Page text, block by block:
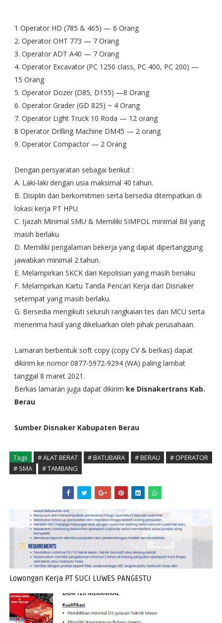
1 Operator HD (785 & 465) — 6 Orang
2. Operator OHT 773 — 7 Orang
3. Operator ADT A40 — 7 Orang
4. Operator Excavator (PC 1250 class, PC 400, PC 200) —
15 Orang
5. Operator Dozer (D85, D155) —8 Orang
6. Operator Grader (GD 825) ~ 4 Orang
7. Operator Light Truck 10 Roda — 12 orang
8 Operator Drilling Machine DM45 — 2 orang
9. Operator Compactor — 2 Orang
Dengan persyaratan sebagai berikut :
A. Laki-laki dengan usia maksimal 40 tahun.
B. Disiplin dan berkomitmen serta bersedia ditempatkan di
lokasi kerja PT HPU
C. Ijazah Minimal SMU & Memiliki SIMPOL minimal Bil yang
masih berlaku
D. Memiliki pengalaman bekerja yang dapat dipertanggung
jawabkan minimal 2 tahun.
E. Melampirkan SKCK dari Kepolisian yang masih beriaku
F. Melampirkan Kartu Tanda Pencari Kerja dari Disnaker
setempat yang masih berlaku.
G. Bersedia mengikuti seluruh rangkaian tes dan MCU serta
menerima hasil yang dikeluarkan oleh pihak perusahaan.
Lamaran berbentuk soft copy (copy CV & berkas} dapat
dikirim ke nomor 0877-5972-9294 (WA) paling lambat
tanggal 8 maret 2021.
Berkas lamaran juga dapat dikirim ke Disnakertrans Kab.
Berau
Sumber Disnaker Kabupaten Berau
Tags # ALAT BERAT # BATUBARA # BERAU
# OPERATOR
# SMA
# TAMBANG
Lowongan Kerja PT SUCI LUWES PANGESTU